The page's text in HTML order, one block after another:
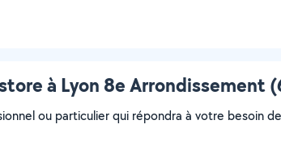
à Lyon 8e Arrondissement
ou particulier qui répondra à votre